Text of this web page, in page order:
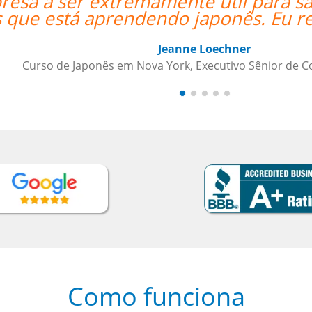
a qualquer um.””
PepsiCo
Como funciona